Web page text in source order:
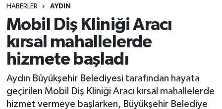
HABERLER AYDIN
Mobil Diş Kliniği Aracı
kırsal mahallelerde
hizmete başladı
Aydın Büyükşehir Belediyesi tarafından hayata
geçirilen Mobil Diş Kliniği Aracı kırsal mahallelerde
hizmet vermeye başlarken, Büyükşehir Belediye
Son Dakika Haberleri
Haber Arşivi